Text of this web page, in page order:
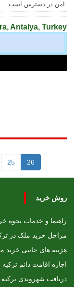
امن در دسترس است.
Antalya, Turkey
25 26
روش خرید
راهنما و خدمات نحوه
مراحل خرید ملک در
هزینه های جانبی خرید
اجازه اقامت دائم ترکیه
دریافت شهروندی ترکیه